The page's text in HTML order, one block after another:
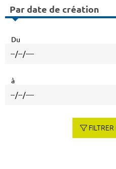
Par date de création
Du
à